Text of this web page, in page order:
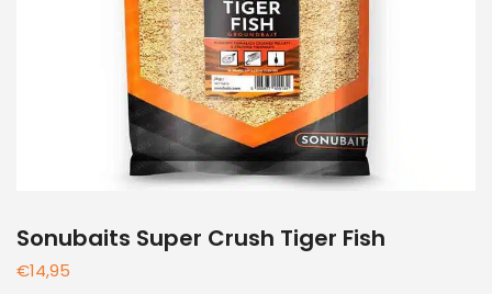
Sonubaits Super Crush Tiger Fish
€14,95